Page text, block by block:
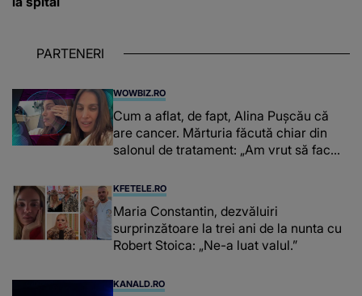
PARTENERI
WOWBIZ.RO
Cum a aflat, de fapt, Alina Pușcău că
are cancer. Mărturia făcută chiar din
salonul de tratament: „Am vrut să fac
înțepe sânul”
KFETELE.RO
Maria Constantin, dezvăluiri
surprinzătoare la trei ani de la nunta cu
Robert Stoica: „Ne-a luat valul.”
KANALD.RO